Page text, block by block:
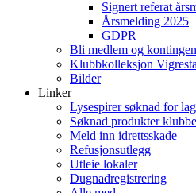
Signert referat
Årsmelding 2025
GDPR
Bli medlem og
Klubbkolleksjon
Bilder
Linker
Lysespirer søknad for lag
Søknad produkter
Meld inn idrettsskade
Refusjonsutlegg
Utleie lokaler
Dugnadregistrering